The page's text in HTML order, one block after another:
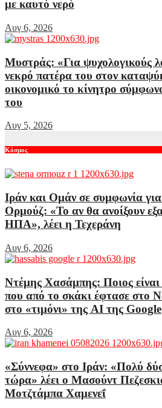
με καυτό νερό
Αυγ 6, 2026
Μυστράς: «Για ψυχολογικούς
νεκρό πατέρα του στον
οικονομικό το κίνητρο
του
Αυγ 5, 2026
Κόσμος
Ιράν και Ομάν σε συμφωνία
Ορμούζ: «Το αν θα ανοίξουν
ΗΠΑ», λέει η Τεχεράνη
Αυγ 6, 2026
Ντέμης Χασάμπης: Ποιος
που από το σκάκι έφτασε στο
στο «τιμόνι» της AI της Google
Αυγ 6, 2026
«Σύννεφα» στο Ιράν: «Πολύ
τώρα» λέει ο Μασούντ
Μοτζτάμπα Χαμενεΐ